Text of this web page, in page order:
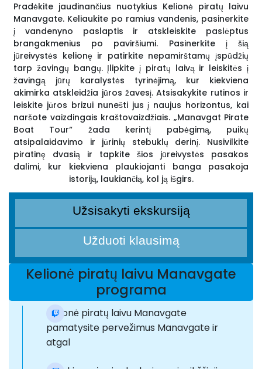
Pradėkite jaudinančius nuotykius Kelionė piratų laivu
Manavgate. Keliaukite po ramius vandenis, pasinerkite
į vandenyno paslaptis ir atskleiskite paslėptus
brangakmenius po paviršiumi. Pasinerkite į šią
jūreivystės kelionę ir patirkite nepamirštamų įspūdžių
tarp žavingų bangų. Įlipkite į piratų laivą ir leiskitės į
žavingą jūrų karalystės tyrinėjimą, kur kiekviena
akimirka atskleidžia jūros žavesį. Atsisakykite rutinos ir
leiskite jūros brizui nunešti jus į naujus horizontus, kai
naršote vaizdingais kraštovaizdžiais. „Manavgat Pirate
Boat Tour“ žada kerintį pabėgimą, puikų
atsipalaidavimo ir jūrinių stebuklų derinį. Nusivilkite
piratinę dvasią ir tapkite šios jūreivystės pasakos
dalimi, kur kiekviena plaukiojanti banga pasakoja
istoriją, laukiančią, kol ją išgirs.
Užsisakyti ekskursiją
Užduoti klausimą
Kelionė piratų laivu Manavgate
programa
Kelionė piratų laivu Manavgate
pamatysite pervežimus Manavgate ir
atgal